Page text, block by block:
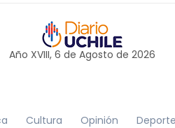
Año XVIII, 6 de Agosto de 2026
Cultura Opinión